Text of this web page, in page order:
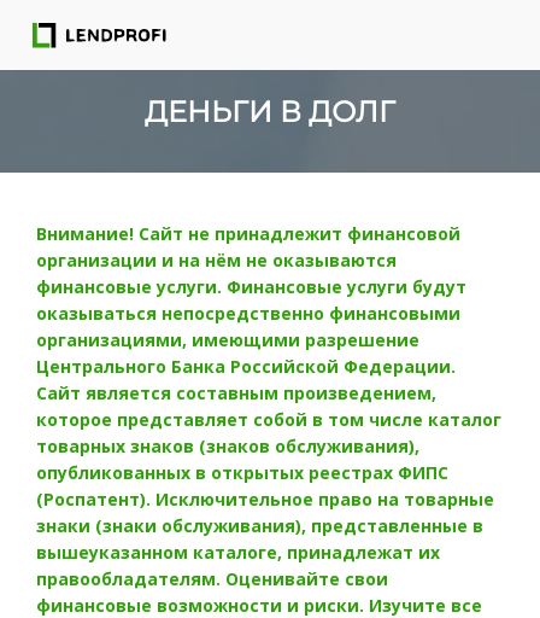
ДЕНЬГИ В ДОЛГ
Внимание! Сайт не принадлежит финансовой
организации и на нём не оказываются
финансовые услуги. Финансовые услуги будут
оказываться непосредственно финансовыми
организациями, имеющими разрешение
Центрального Банка Российской Федерации.
Сайт является составным произведением,
которое представляет собой в том числе каталог
товарных знаков (знаков обслуживания),
опубликованных в открытых реестрах ФИПС
(Роспатент). Исключительное право на товарные
знаки (знаки обслуживания), представленные в
вышеуказанном каталоге, принадлежат их
правообладателям. Оценивайте свои
финансовые возможности и риски. Изучите все